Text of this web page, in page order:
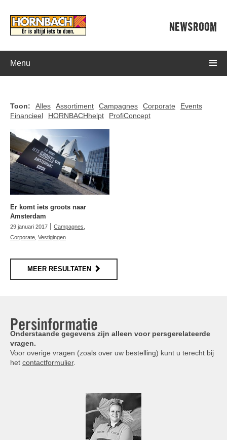
NEWSROOM
Menu
Toon: Alles Assortiment Campagnes Corporate
Events
Financieel
HORNBACHhelpt ProfiConcept
Er komt iets groots naar
Amsterdam
29 januari 2017 | Campagnes
Corporate Vestigingen
MEER RESULTATEN
Persinformatie
Onderstaande gegevens zijn alleen voor persgerelateerde
vragen.
Voor overige vragen (zoals over uw bestelling) kunt u terecht bij
het contactformulier.